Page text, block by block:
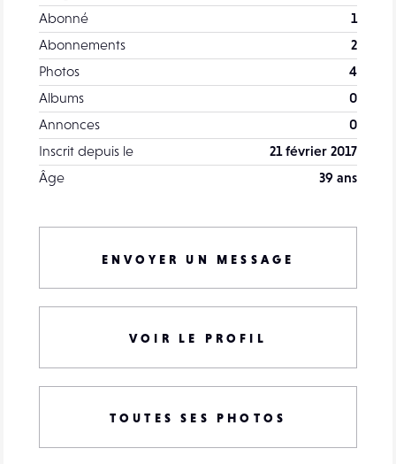
Abonné
1
Abonnements
2
Photos
4
Albums
0
Annonces
0
Inscrit depuis le
21 février 2017
Âge
39 ans
ENVOYER UN MESSAGE
VOIR LE PROFIL
TOUTES SES PHOTOS